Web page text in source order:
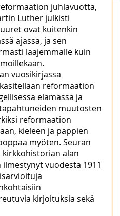
juhlavuotta,
Luther julkisti
ovat kuitenkin
ajassa, ja sen
laajemmalle kuin
vuosikirjassa
reformaation
elämässä ja
muutosten
reformaation
kieleen ja pappien
myöten. Seuran
alan
vuodesta 1911
kirjoituksia sekä